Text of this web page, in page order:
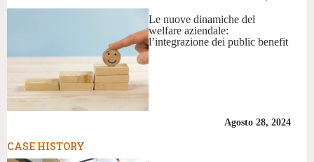
Le nuove dinamiche del
welfare aziendale:
l’integrazione dei public benefit
Agosto 28, 2024
CASE HISTORY